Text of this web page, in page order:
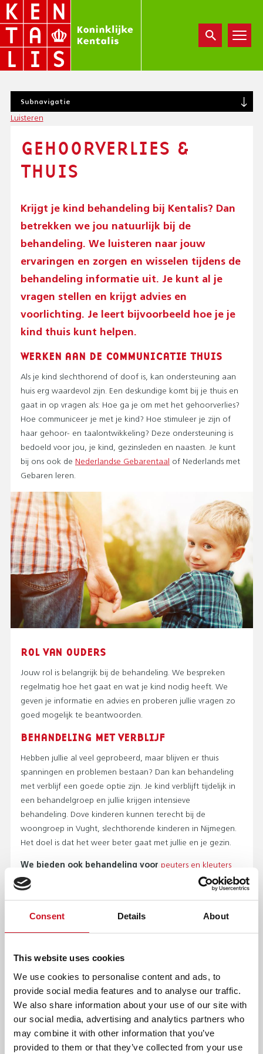
Consent Details About
This website uses cookies
We use cookies to personalise content and ads, to
provide social media features and to analyse our traffic.
We also share information about your use of our site with
our social media, advertising and analytics partners who
may combine it with other information that you’ve
provided to them or that they’ve collected from your use
Overslaan
en
de
inhoud
U
B
Subnavigatie
Luisteren
GEHOORVERLIES &
THUIS
Krijgt je kind behandeling bij Kentalis? Dan
betrekken we jou natuurlijk bij de
behandeling. We luisteren naar jouw
ervaringen en zorgen en wisselen tijdens de
behandeling informatie uit. Je kunt al je
vragen stellen en krijgt advies en
voorlichting. Je leert bijvoorbeeld hoe je je
kind thuis kunt helpen.
WERKEN AAN DE COMMUNICATIE THUIS
Als je kind slechthorend of doof is, kan ondersteuning aan
huis erg waardevol zijn. Een deskundige komt bij je thuis en
gaat in op vragen als: Hoe ga je om met het gehoorverlies?
Hoe communiceer je met je kind? Hoe stimuleer je zijn of
haar gehoor- en taalontwikkeling? Deze ondersteuning is
bedoeld voor jou, je kind, gezinsleden en naasten. Je kunt
bij ons ook de Nederlandse Gebarentaal of Nederlands met
Gebaren leren.
ROL VAN OUDERS
Jouw rol is belangrijk bij de behandeling. We bespreken
regelmatig hoe het gaat en wat je kind nodig heeft. We
geven je informatie en advies en proberen jullie vragen zo
goed mogelijk te beantwoorden.
BEHANDELING MET VERBLIJF
Hebben jullie al veel geprobeerd, maar blijven er thuis
spanningen en problemen bestaan? Dan kan behandeling
met verblijf een goede optie zijn. Je kind verblijft tijdelijk in
een behandelgroep en jullie krijgen intensieve
behandeling. Dove kinderen kunnen terecht bij de
woongroep in Vught, slechthorende kinderen in Nijmegen.
Het doel is dat het weer beter gaat met jullie en je gezin.
We bieden ook behandeling voor peuters en kleuters
met gehoorverlies
. Welke vorm van behandeling goed bij
met ons op.
AFDRUKKEN
Klik hier om aan te melden.
AANMELDEN